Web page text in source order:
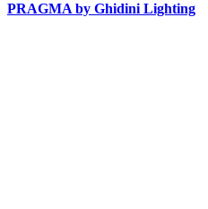
PRAGMA by Ghidini Lighting